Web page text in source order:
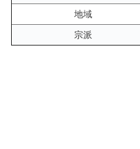
地域
宗派